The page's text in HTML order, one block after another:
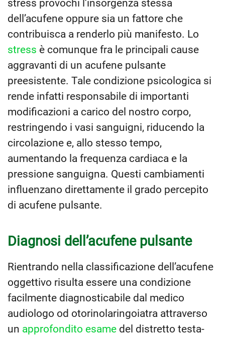
stress provochi l’insorgenza stessa
dell’acufene oppure sia un fattore che
contribuisca a renderlo più manifesto. Lo
stress è comunque fra le principali cause
aggravanti di un acufene pulsante
preesistente. Tale condizione psicologica si
rende infatti responsabile di importanti
modificazioni a carico del nostro corpo,
restringendo i vasi sanguigni, riducendo la
circolazione e, allo stesso tempo,
aumentando la frequenza cardiaca e la
pressione sanguigna. Questi cambiamenti
influenzano direttamente il grado percepito
di acufene pulsante.
Diagnosi dell’acufene pulsante
Rientrando nella classificazione dell’acufene
oggettivo risulta essere una condizione
facilmente diagnosticabile dal medico
audiologo od otorinolaringoiatra attraverso
un approfondito esame del distretto testa-